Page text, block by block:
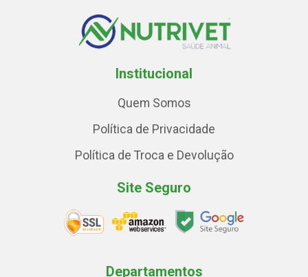
Institucional
Quem Somos
Política de Privacidade
Política de Troca e Devolução
Site Seguro
Departamentos